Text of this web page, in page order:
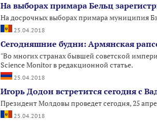
На выборах примара Бельц
На досрочных выборах примара муниципия
25.04.2018
Сегодняшние будни: Армянская
"Во многих странах бывшей советской
Science Monitor в редакционной статье.
25.04.2018
Игорь Додон встретится сегодня с
Президент Молдовы проведет сегодня, 25
25.04.2018